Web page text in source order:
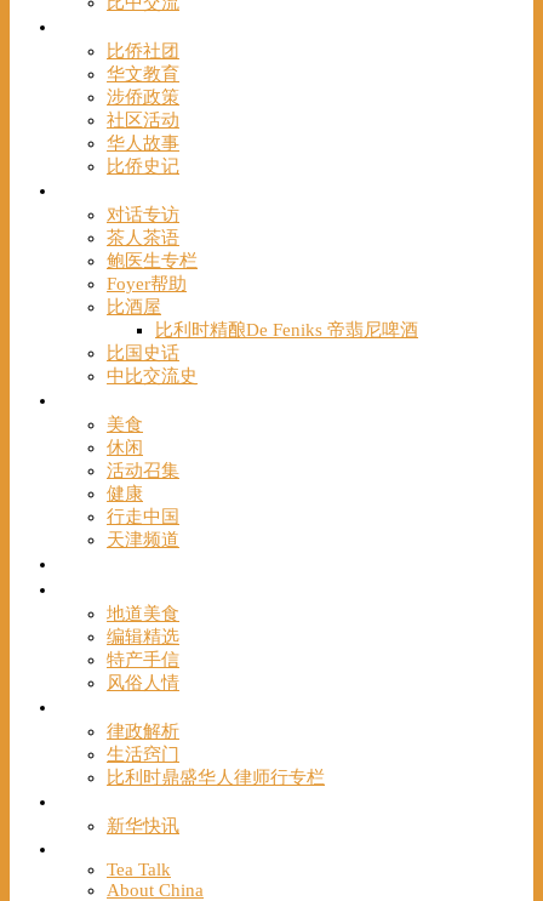
比侨社团
华文教育
涉侨政策
社区活动
华人故事
比侨史记
对话专访
茶人茶语
鲍医生专栏
Foyer帮助
比酒屋
比利时精酿De Feniks 帝翡尼啤酒
比国史话
中比交流史
美食
休闲
活动召集
健康
行走中国
天津频道
地道美食
编辑精选
特产手信
风俗人情
律政解析
生活窍门
比利时鼎盛华人律师行专栏
新华快讯
Tea Talk
About China